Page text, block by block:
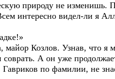
природу не изменишь.
интересно видел-ли я
Козлов. Узнав, что я
соврать. А он уже
по фамилии, не